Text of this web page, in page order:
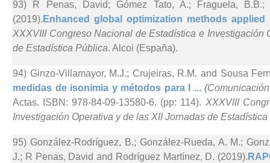
93) R Penas, David; Gómez Tato, A.; Fraguela,
(2019). Enhanced global optimization methods
XXXVIII Congreso Nacional de Estadística e Investigación
de Estadística Pública. Alcoi (España).
94) Ginzo-Villamayor, M.J.; Crujeiras, R.M. and Sousa
medidas de isonimia y métodos para l ...
Actas. ISBN: 978-84-09-13580-6. (pp: 114). XXXVIII
Investigación Operativa y de las XII Jornadas de
95) González-Rodríguez, B.; González-Rueda, A. M.;
J.; R Penas, David and Rodríguez Martínez, D. (2019).